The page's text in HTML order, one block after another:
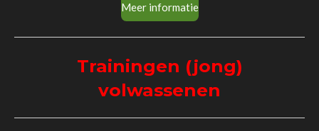
Meer informatie
Trainingen (jong)
volwassenen